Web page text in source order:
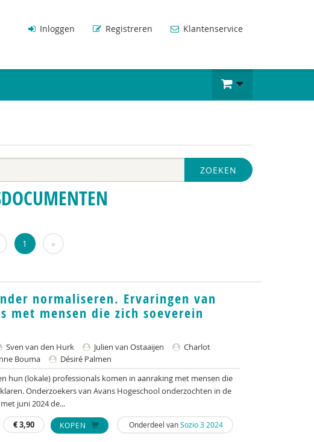
Inloggen Registreren Klantenservice
ZOEKEN
1 »
normaliseren. Ervaringen van
met mensen die zich soeverein
Sven van den Hurk Julien van Ostaaijen
Charlot
Bouma
Désiré Palmen
hun (lokale) professionals komen in aanraking met mensen die
Onderzoekers van Avans Hogeschool onderzochten in de
juni 2024 de...
€3,90 KOPEN Onderdeel vanSozio 3 2024